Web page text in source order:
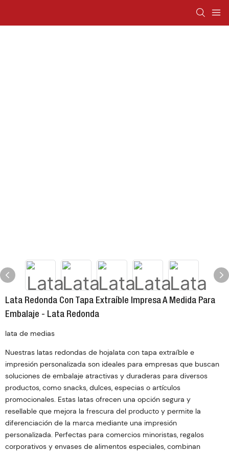
Lata Redonda Con Tapa Extraíble Impresa A Medida Para
Embalaje - Lata Redonda
lata de medias
Nuestras latas redondas de hojalata con tapa extraíble e
impresión personalizada son ideales para empresas que buscan
soluciones de embalaje atractivas y duraderas para diversos
productos, como snacks, dulces, especias o artículos
promocionales. Estas latas ofrecen una opción segura y
resellable que mejora la frescura del producto y permite la
diferenciación de la marca mediante una impresión
personalizada. Perfectas para comercios minoristas, regalos
corporativos y envases de alimentos especiales, combinan